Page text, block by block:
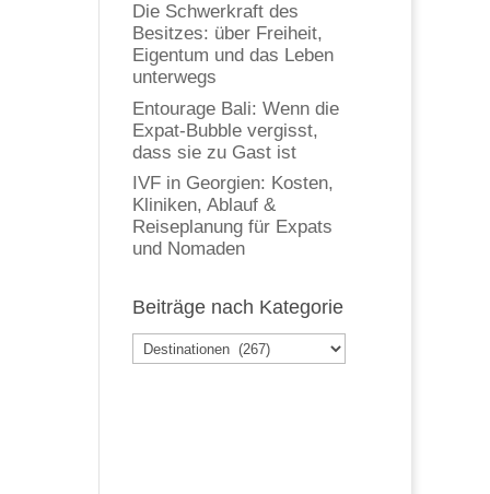
Die Schwerkraft des
Besitzes: über Freiheit,
Eigentum und das Leben
unterwegs
Entourage Bali: Wenn die
Expat-Bubble vergisst,
dass sie zu Gast ist
IVF in Georgien: Kosten,
Kliniken, Ablauf &
Reiseplanung für Expats
und Nomaden
Beiträge nach Kategorie
Beiträge
nach